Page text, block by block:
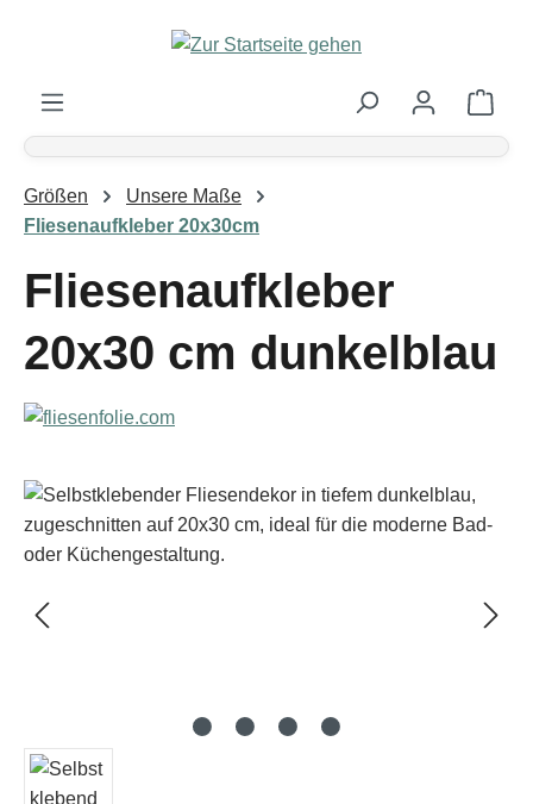
Zum Hauptinhalt springen
Größen
Unsere Maße
Fliesenaufkleber 20x30cm
Fliesenaufkleber
20x30 cm dunkelblau
Bildergalerie überspringen